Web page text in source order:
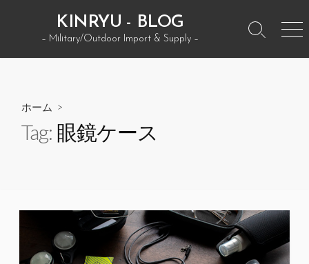
ン
KINRYU - BLOG
– Military/Outdoor Import & Supply –
検
メ
ホーム >
Tag: 眼鏡ケース